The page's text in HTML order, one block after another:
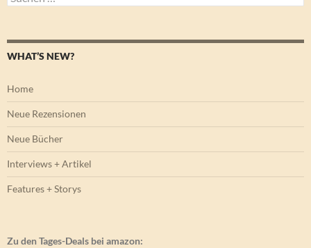
nach:
WHAT’S NEW?
Home
Neue Rezensionen
Neue Bücher
Interviews + Artikel
Features + Storys
Zu den Tages-Deals bei amazon: